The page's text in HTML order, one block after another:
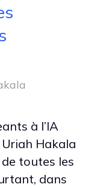
à l’IA
Hakala
toutes les
dans